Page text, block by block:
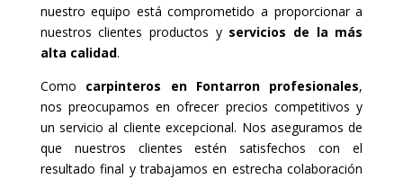
nuestro equipo está comprometido a proporcionar a
nuestros clientes productos y servicios de la más
alta calidad.
Como carpinteros en Fontarron profesionales,
nos preocupamos en ofrecer precios competitivos y
un servicio al cliente excepcional. Nos aseguramos de
que nuestros clientes estén satisfechos con el
resultado final y trabajamos en estrecha colaboración